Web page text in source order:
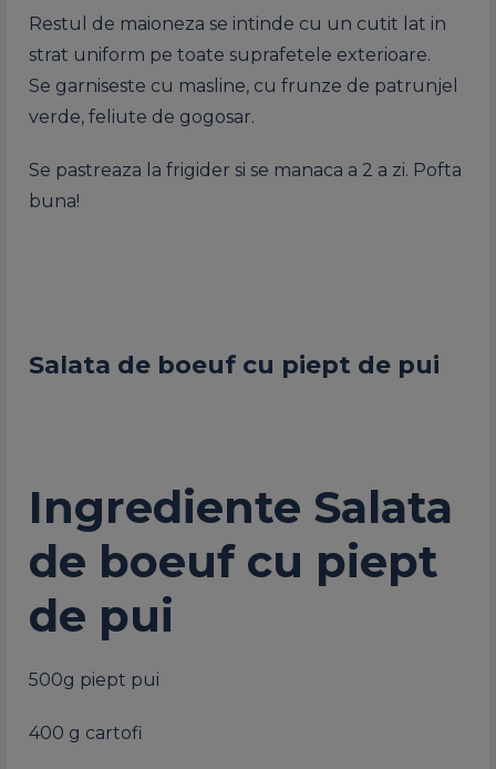
Restul de maioneza se intinde cu un cutit lat in
strat uniform pe toate suprafetele exterioare.
Se garniseste cu masline, cu frunze de patrunjel
verde, feliute de gogosar.
Se pastreaza la frigider si se manaca a 2 a zi. Pofta
buna!
Salata de boeuf cu piept de pui
Ingrediente Salata
de boeuf cu piept
de pui
500g piept pui
400 g cartofi